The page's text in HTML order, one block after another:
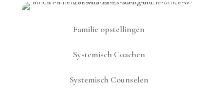
Familie opstellingen
Systemisch Coachen
Systemisch Counselen